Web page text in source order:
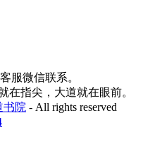
服微信联系。
在指尖，大道就在眼前。
书院 - All rights reserved